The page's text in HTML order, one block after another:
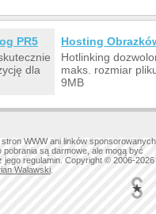
PR5
dla
Hosting
Hotlinking
maks. rozmiar
9MB
WWW ani linków sponsorowanych
są darmowe, ale mogą być
regulamin. Copyright © 2006-2026
Walawski